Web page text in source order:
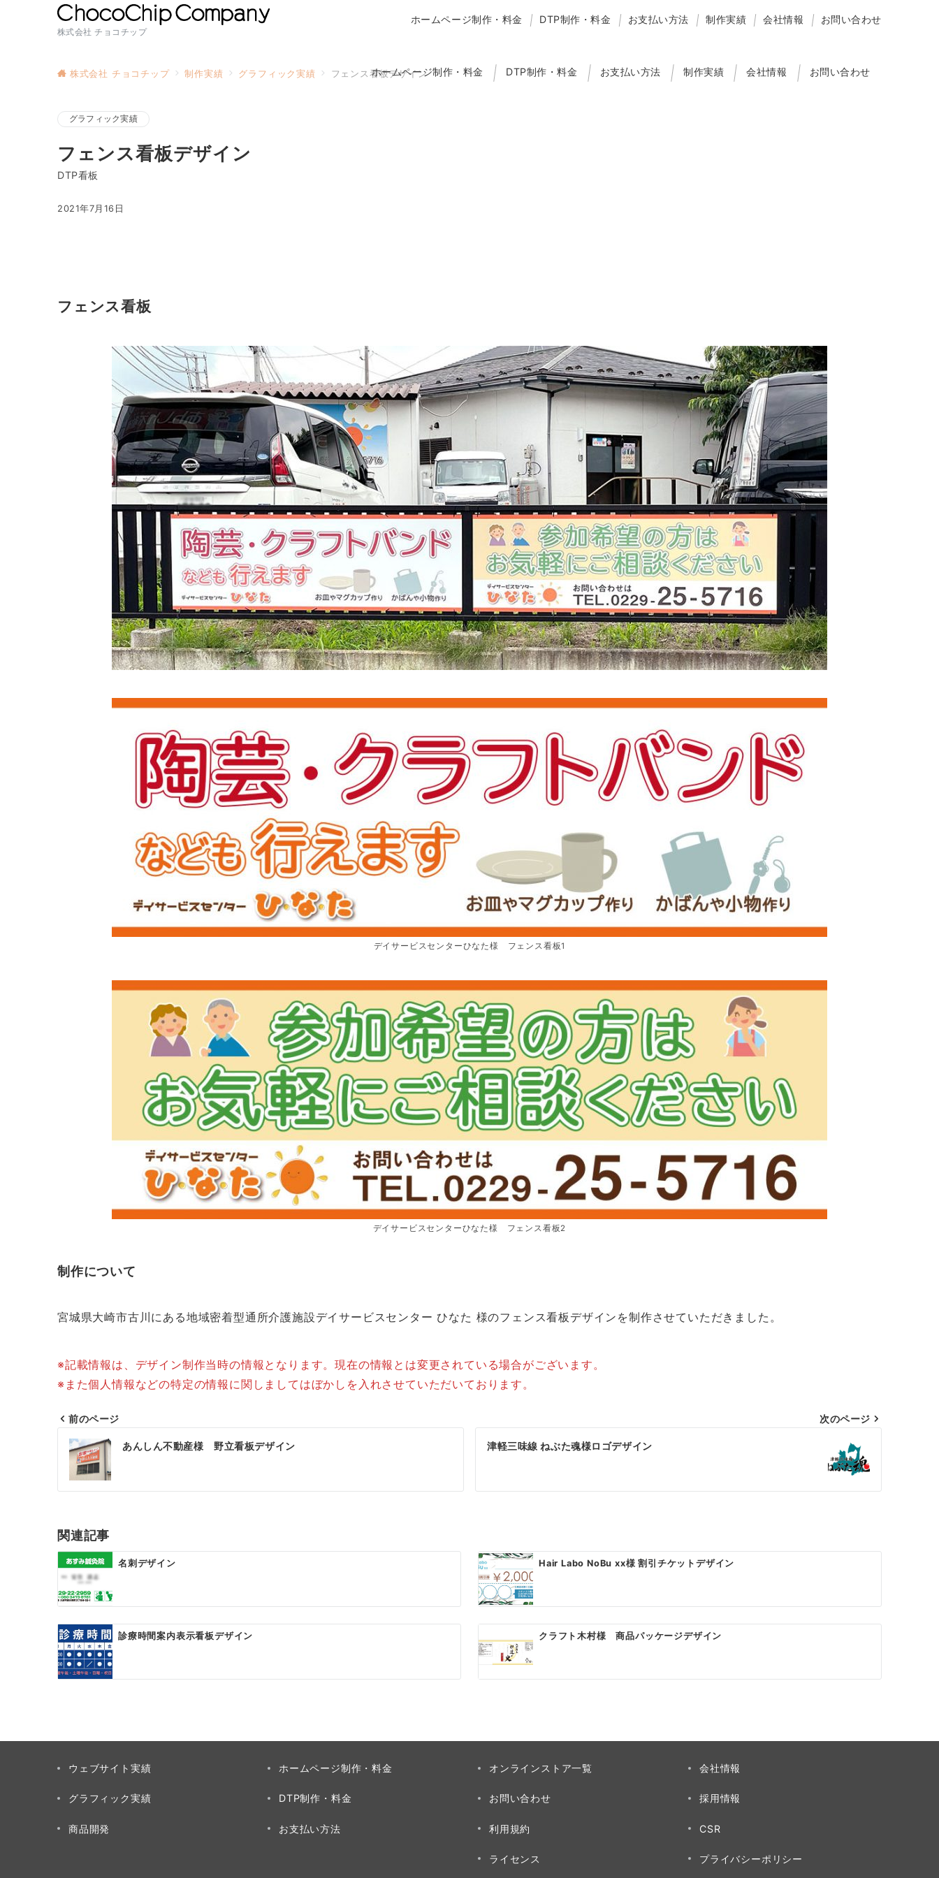
株式会社 チョコチップ
ホームページ制作・料金 DTP制作・料金 お支払い方法 制作実績 会社情報 お問い合わせ
ホームページ制作・料金 DTP制作・料金 お支払い方法 制作実績 会社情報 お問い合わせ
株式会社 チョコチップ 制作実績 グラフィック実績 フェンス看板デザイン
グラフィック実績
フェンス看板デザイン
DTP看板
2021年7月16日
フェンス看板
デイサービスセンターひなた様 フェンス看板1
デイサービスセンターひなた様 フェンス看板2
制作について
宮城県大崎市古川にある地域密着型通所介護施設デイサービスセンター ひなた 様のフェンス看板デザインを制作させていただきました。
※記載情報は、デザイン制作当時の情報となります。現在の情報とは変更されている場合がございます。
※また個人情報などの特定の情報に関しましてはぼかしを入れさせていただいております。
投
稿
ナ
ゲ
ー
シ
ョ
ン
前のページ
あんしん不動産様 野立看板デザイン
次のページ
津軽三味線 ねぶた魂様ロゴデザイン
関連記事
名刺デザイン Hair Labo NoBu xx様 割引チケットデザイン
診療時間案内表示看板デザイン クラフト木村様 商品パッケージデザイン
ウェブサイト実績
グラフィック実績
商品開発
ホームページ制作・料金
DTP制作・料金
お支払い方法
オンラインストア一覧
お問い合わせ
利用規約
ライセンス
会社情報
採用情報
CSR
プライバシーポリシー